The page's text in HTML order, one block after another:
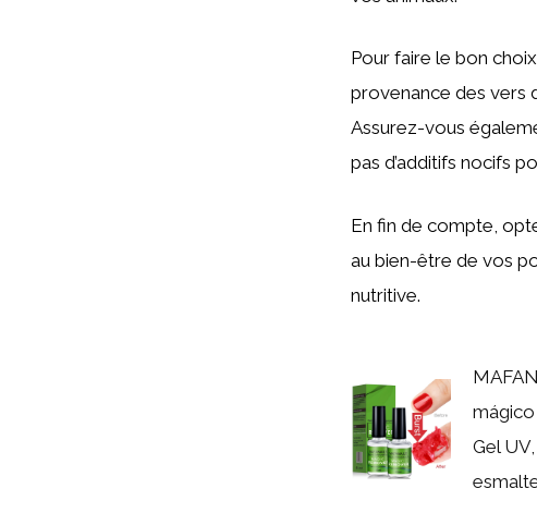
Pour faire le bon
provenance des vers
Assurez-vous
pas d’additifs nocifs
En fin de compte,
au bien-être de vos
nutritive.
Gel